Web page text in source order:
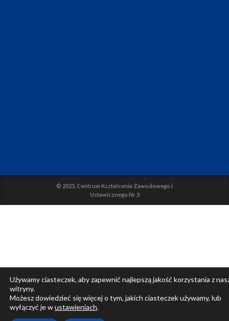
© 2025, Centrum Kształcenia Zawodowego i
Ustawicznego Nr 3
Używamy ciasteczek, aby zapewnić najlepszą jakość korzystania z
witryny.
Możesz dowiedzieć się więcej o tym, jakich ciasteczek używamy, lub
wyłączyć je wustawieniach.